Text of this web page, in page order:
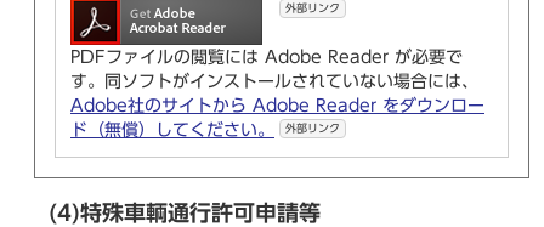
外部リンク
PDFファイルの閲覧には Adobe Reader が必要で
す。同ソフトがインストールされていない場合には、
Adobe社のサイトから Adobe Reader をダウンロー
ド（無償）してください。
外部リンク
(4)特殊車輌通行許可申請等